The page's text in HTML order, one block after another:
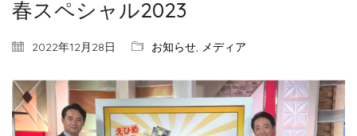
春スペシャル2023
2022年12月28日 お知らせ, メディア